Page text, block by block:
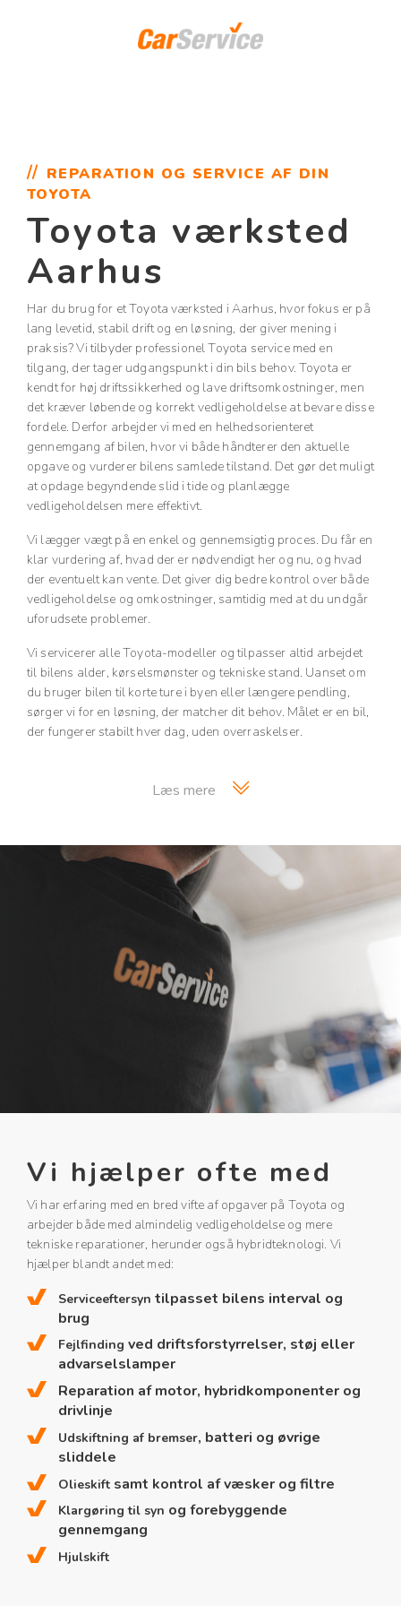
REPARATION OG SERVICE AF DIN
TOYOTA
Toyota værksted
Aarhus
Har du brug for et Toyota værksted i Aarhus, hvor fokus er på
lang levetid, stabil drift og en løsning, der giver mening i
praksis? Vi tilbyder professionel Toyota service med en
tilgang, der tager udgangspunkt i din bils behov. Toyota er
kendt for høj driftssikkerhed og lave driftsomkostninger, men
det kræver løbende og korrekt vedligeholdelse at bevare disse
fordele. Derfor arbejder vi med en helhedsorienteret
gennemgang af bilen, hvor vi både håndterer den aktuelle
opgave og vurderer bilens samlede tilstand. Det gør det muligt
at opdage begyndende slid i tide og planlægge
vedligeholdelsen mere effektivt.
Vi lægger vægt på en enkel og gennemsigtig proces. Du får en
klar vurdering af, hvad der er nødvendigt her og nu, og hvad
der eventuelt kan vente. Det giver dig bedre kontrol over både
vedligeholdelse og omkostninger, samtidig med at du undgår
uforudsete problemer.
Vi servicerer alle Toyota-modeller og tilpasser altid arbejdet
til bilens alder, kørselsmønster og tekniske stand. Uanset om
du bruger bilen til korte ture i byen eller længere pendling,
sørger vi for en løsning, der matcher dit behov. Målet er en bil,
der fungerer stabilt hver dag, uden overraskelser.
Læs mere
Vi hjælper ofte med
Vi har erfaring med en bred vifte af opgaver på Toyota og
arbejder både med almindelig vedligeholdelse og mere
tekniske reparationer, herunder også hybridteknologi. Vi
hjælper blandt andet med:
Serviceeftersyn tilpasset bilens interval og
brug
Fejlfinding ved driftsforstyrrelser, støj eller
advarselslamper
Reparation af motor, hybridkomponenter og
drivlinje
Udskiftning af bremser, batteri og øvrige
sliddele
Olieskift samt kontrol af væsker og filtre
Klargøring til syn og forebyggende
gennemgang
Hjulskift